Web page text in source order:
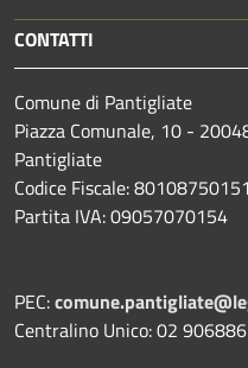
CONTATTI
Comune di Pantigliate
Piazza Comunale, 10 -
Pantigliate
Codice Fiscale: 80108750151
Partita IVA: 09057070154
PEC:
Centralino Unico: 02